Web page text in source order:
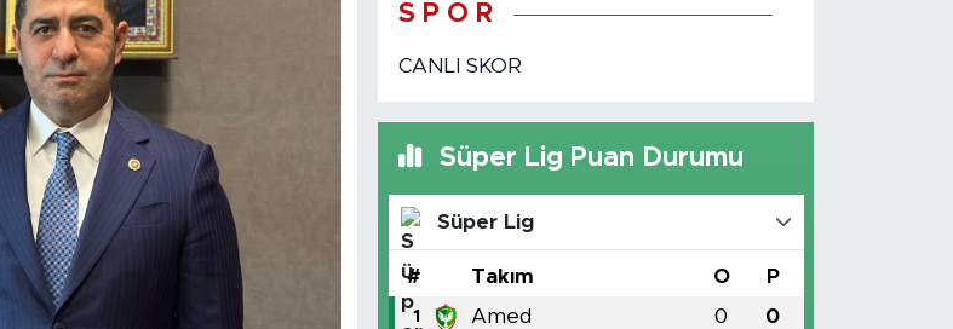
S P O R
CANLI SKOR
Süper Lig Puan Durumu
Süper Lig
# Takım O P
1 Amed 0 0